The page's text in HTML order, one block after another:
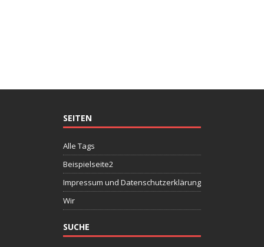
SEITEN
Alle Tags
Beispielseite2
Impressum und Datenschutzerklärung
Wir
SUCHE